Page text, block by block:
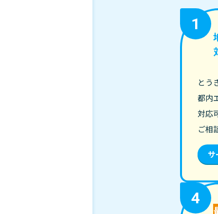
1
とう
都内
対応
ご相
サ
4